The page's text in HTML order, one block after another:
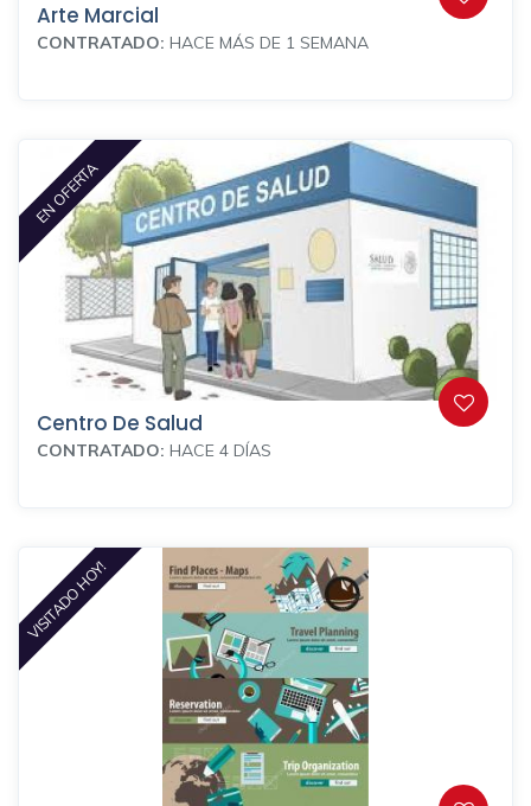
Arte Marcial
CONTRATADO: HACE MÁS DE 1 SEMANA
EN OFERTA
Centro De Salud
CONTRATADO: HACE 4 DÍAS
VISITADO HOY!